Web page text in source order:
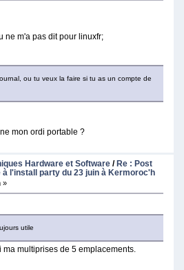
ne m'a pas dit pour linuxfr;
ou tu veux la faire si tu as un compte de
mon ordi portable ?
Hardware et Software /Re : Post
l'install party du 23 juin à Kermoroc'h
»
utile
multiprises de 5 emplacements.